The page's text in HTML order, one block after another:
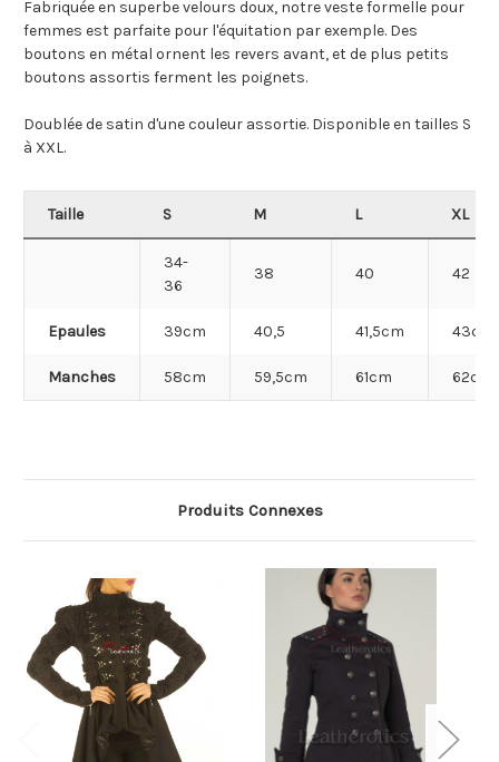
Fabriquée en superbe velours doux, notre veste formelle pour
femmes est parfaite pour l'équitation par exemple. Des
boutons en métal ornent les revers avant, et de plus petits
boutons assortis ferment les poignets.
Doublée de satin d'une couleur assortie. Disponible en tailles S
à XXL.
Taille S M L XL
34-
36
38 40 42
Epaules 39cm 40,5 41,5cm 43cm
Manches 58cm 59,5cm 61cm 62cm
Produits Connexes